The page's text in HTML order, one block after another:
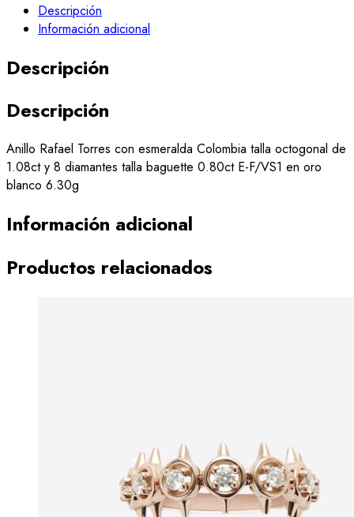
Descripción
Información adicional
Descripción
Descripción
Anillo Rafael Torres con esmeralda Colombia talla octogonal de
1.08ct y 8 diamantes talla baguette 0.80ct E-F/VS1 en oro
blanco 6.30g
Información adicional
Productos relacionados